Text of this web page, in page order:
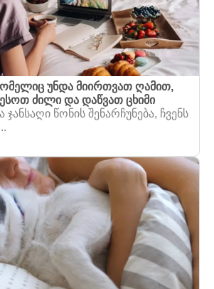
უნდა მიირთვათ ღამით,
ძილი და დაწვათ ცხიმი
წონის შენარჩუნება, ჩვენს